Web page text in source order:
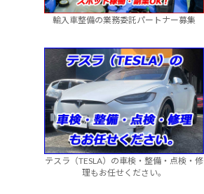
輸入車整備の業務委託パートナー募集
テスラ（TESLA）の車検・整備・点検・修
理もお任せください。